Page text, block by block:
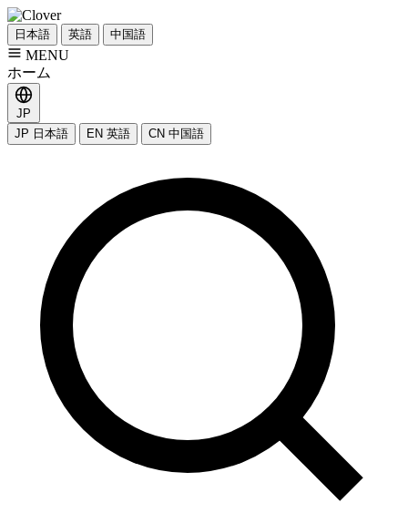
日本語 英語 中国語
MENU
ホーム
JP
JP 日本語 EN 英語 CN 中国語